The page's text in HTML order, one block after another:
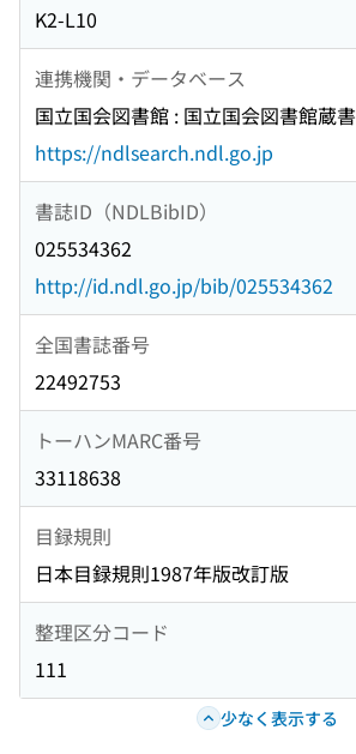
K2-L10
連携機関・データベース
国立国会図書館 : 国立国会図書館蔵書
https://ndlsearch.ndl.go.jp
書誌ID（NDLBibID）
025534362
http://id.ndl.go.jp/bib/025534362
全国書誌番号
22492753
トーハンMARC番号
33118638
目録規則
日本目録規則1987年版改訂版
整理区分コード
111
少なく表示する